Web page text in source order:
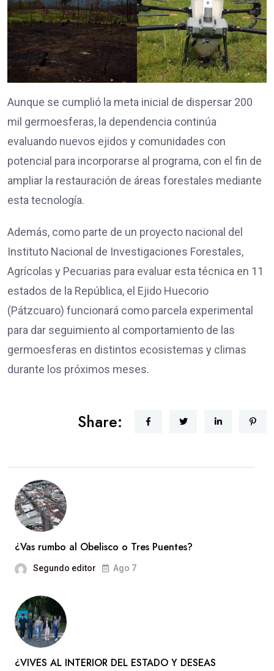
Aunque se cumplió la meta inicial de dispersar 200
mil germoesferas, la dependencia continúa
evaluando nuevos ejidos y comunidades con
potencial para incorporarse al programa, con el fin de
ampliar la restauración de áreas forestales mediante
esta tecnología.
Además, como parte de un proyecto nacional del
Instituto Nacional de Investigaciones Forestales,
Agrícolas y Pecuarias para evaluar esta técnica en 11
estados de la República, el Ejido Huecorio
(Pátzcuaro) funcionará como parcela experimental
para dar seguimiento al comportamiento de las
germoesferas en distintos ecosistemas y climas
durante los próximos meses.
Share:
¿Vas rumbo al Obelisco o Tres Puentes?
Segundo editor Ago 7
¿VIVES AL INTERIOR DEL ESTADO Y DESEAS